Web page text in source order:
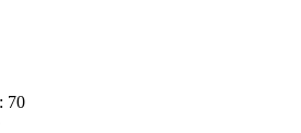
70